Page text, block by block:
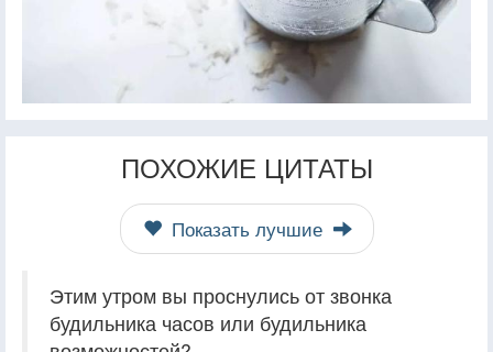
ПОХОЖИЕ ЦИТАТЫ
Показать лучшие
Этим утром вы проснулись от звонка
будильника часов или будильника